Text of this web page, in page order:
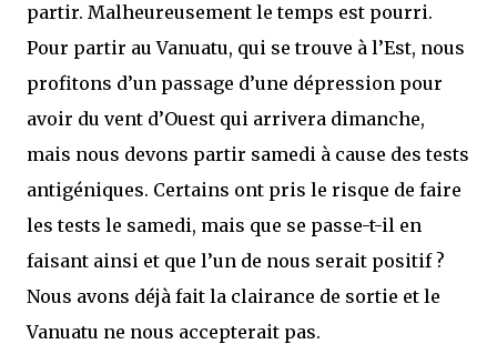
partir. Malheureusement le temps est pourri.
Pour partir au Vanuatu, qui se trouve à l’Est, nous
profitons d’un passage d’une dépression pour
avoir du vent d’Ouest qui arrivera dimanche,
mais nous devons partir samedi à cause des tests
antigéniques. Certains ont pris le risque de faire
les tests le samedi, mais que se passe-t-il en
faisant ainsi et que l’un de nous serait positif ?
Nous avons déjà fait la clairance de sortie et le
Vanuatu ne nous accepterait pas.